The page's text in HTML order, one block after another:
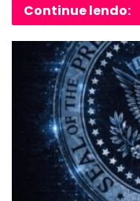
Continue lendo: